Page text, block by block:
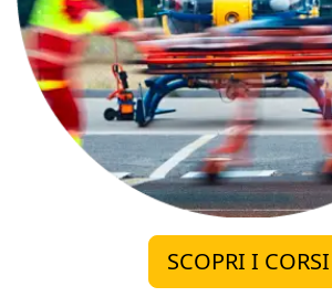
SCOPRI I CORSI